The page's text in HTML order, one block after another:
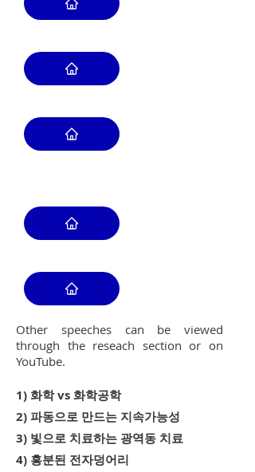
Other speeches can be viewed
through the reseach section or on
YouTube.
1) 화학 vs 화학공학
2) 파동으로 만드는 지속가능성
3) 빛으로 치료하는 광역동 치료
4) 흥분된 전자덩어리